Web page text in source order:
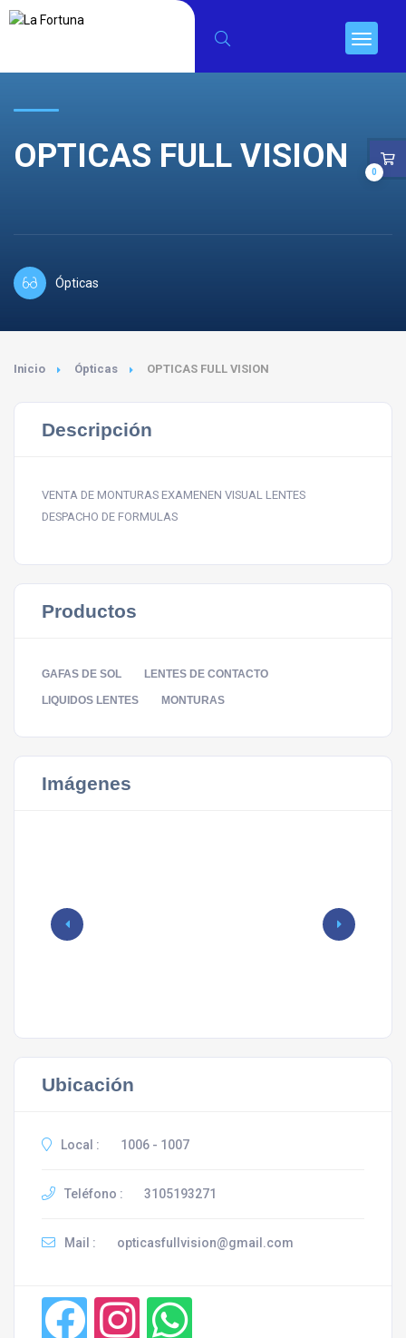
OPTICAS FULL VISION
Ópticas
Inicio Ópticas OPTICAS FULL VISION
Descripción
VENTA DE MONTURAS EXAMENEN VISUAL LENTES
DESPACHO DE FORMULAS
Productos
GAFAS DE SOL LENTES DE CONTACTO
LIQUIDOS LENTES MONTURAS
Imágenes
Ubicación
Local : 1006 - 1007
Teléfono : 3105193271
Mail : opticasfullvision@gmail.com
0